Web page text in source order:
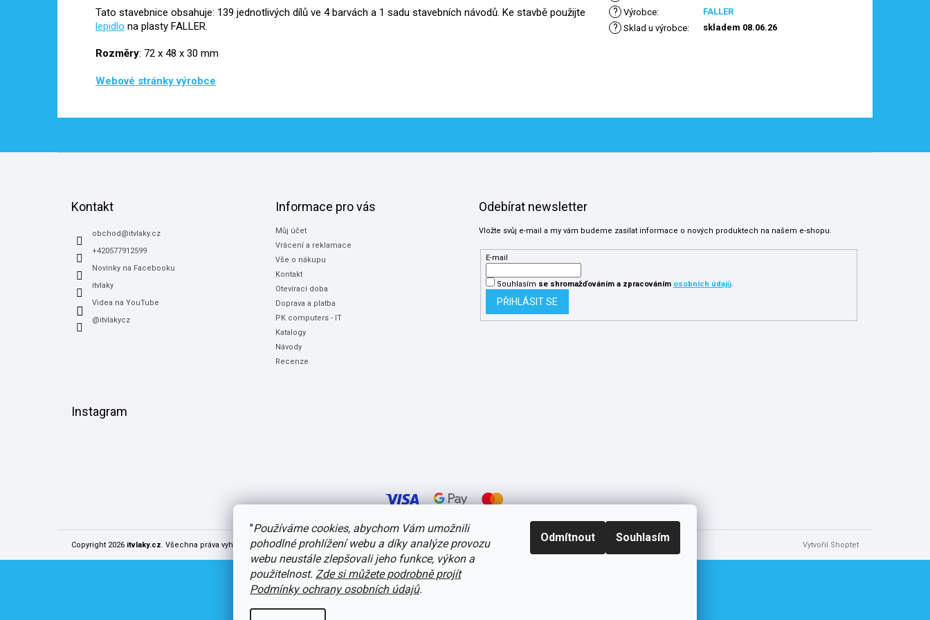
"Používáme cookies, abychom Vám umožnili
pohodlné prohlížení webu a díky analýze provozu
webu neustále zlepšovali jeho funkce, výkon a
použitelnost. Zde si můžete podrobně projít
Podmínky ochrany osobních údajů.
Odmítnout Souhlasím
Tato stavebnice obsahuje: 139 jednotlivých dílů ve 4 barvách a 1 sadu stavebních návodů. Ke stavbě použijte
lepidlo na plasty FALLER.
Rozměry: 72 x 48 x 30 mm
Webové stránky výrobce
? Výrobce: FALLER
? Sklad u výrobce: skladem 08.06.26
Kontakt
obchod @itvlaky.cz
+420577912599
Novinky na Facebooku
itvlaky
Videa na YouTube
@itvlakycz
Informace pro vás
Můj účet
Vrácení a reklamace
Vše o nákupu
Kontakt
Otevírací doba
Doprava a platba
PK computers - IT
Katalogy
Návody
Recenze
Odebírat newsletter
Vložte svůj e-mail a my vám budeme zasílat informace o nových produktech na našem e-shopu.
E-mail
Souhlasím se shromažďováníma zpracováním osobních údajů.
PŘIHLÁSIT SE
Instagram
Vytvořil Shoptet
Copyright 2026 itvlaky.cz. Všechna práva vyhrazena.Upravit nastavení cookies